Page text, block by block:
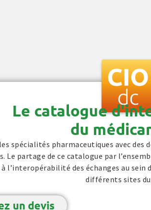
Le catalogue
du
spécialités pharmaceutiques avec des
Le partage de ce catalogue par
l’interopérabilité des échanges au sein
différents sites du
un devis